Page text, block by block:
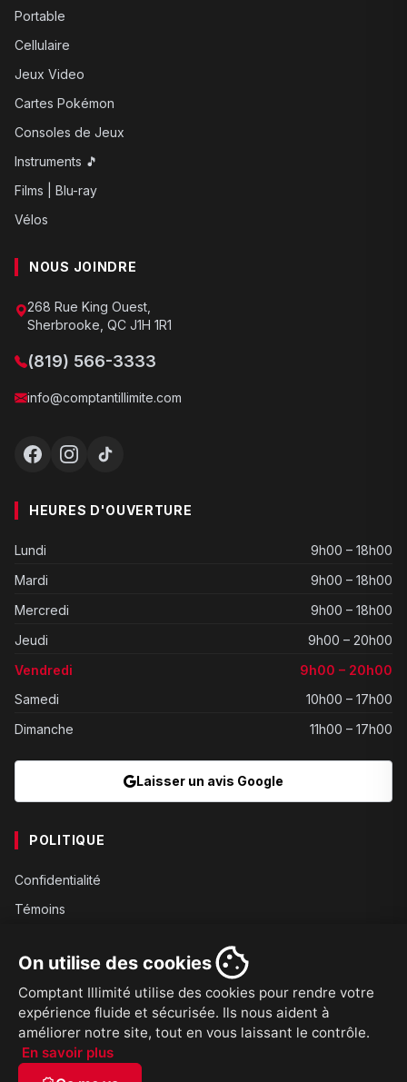
On utilise des cookies
Comptant Illimité utilise des cookies pour rendre votre
expérience fluide et sécurisée. Ils nous aident à
améliorer notre site, tout en vous laissant le contrôle.
En savoir plus
Portable
Cellulaire
Jeux Video
Cartes Pokémon
Consoles de Jeux
Instruments 🎵
Films | Blu-ray
Vélos
NOUS JOINDRE
268 Rue King Ouest,
Sherbrooke, QC J1H 1R1
(819) 566-3333
info@comptantillimite.com
HEURES D'OUVERTURE
Lundi
9h00 – 18h00
Mardi
9h00 – 18h00
Mercredi
9h00 – 18h00
Jeudi
9h00 – 20h00
Vendredi
9h00 – 20h00
Samedi
10h00 – 17h00
Dimanche
11h00 – 17h00
Laisser un avis Google
POLITIQUE
Confidentialité
Témoins
Conditions
Expédition
Retours